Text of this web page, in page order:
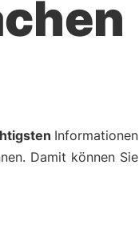
Informationen
Damit können Sie